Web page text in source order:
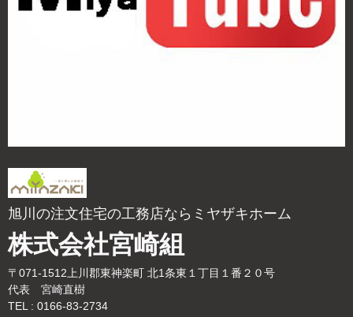
旭川の注文住宅の工務店ならミヤザキホーム
株式会社宮崎組
〒071-1512上川郡東神楽町 北1条東１丁目１番２０号
代表 宮崎直樹
TEL : 0166-83-2734